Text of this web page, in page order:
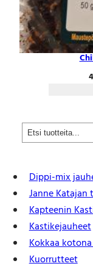
e
Dippi-mix
Janne
Kapteenin
Kastike­jauheet
Kokkaa
Kuorrutteet